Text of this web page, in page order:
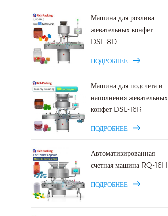
Машина для розлива
жевательных конфет
DSL-8D
ПОДРОБНЕЕ
Машина для подсчета и
наполнения жевательных
конфет DSL-16R
ПОДРОБНЕЕ
Автоматизированная
счетная машина RQ-16H
ПОДРОБНЕЕ